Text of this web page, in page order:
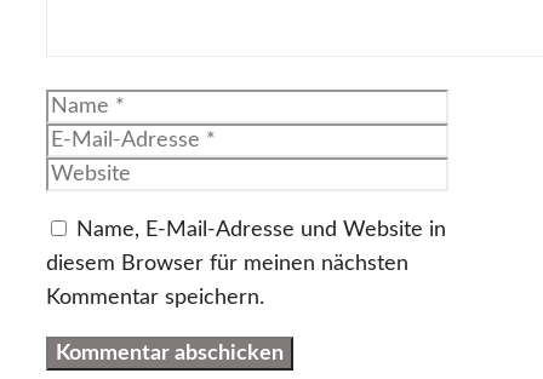
Name
Name, E-Mail-Adresse und Website in
diesem Browser für meinen nächsten
Kommentar speichern.